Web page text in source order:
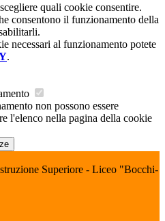
quali cookie consentire.
consentono il funzionamento della
necessari al funzionamento potete
.
non possono essere
l'elenco nella pagina della cookie
Superiore - Liceo "Bocchi-